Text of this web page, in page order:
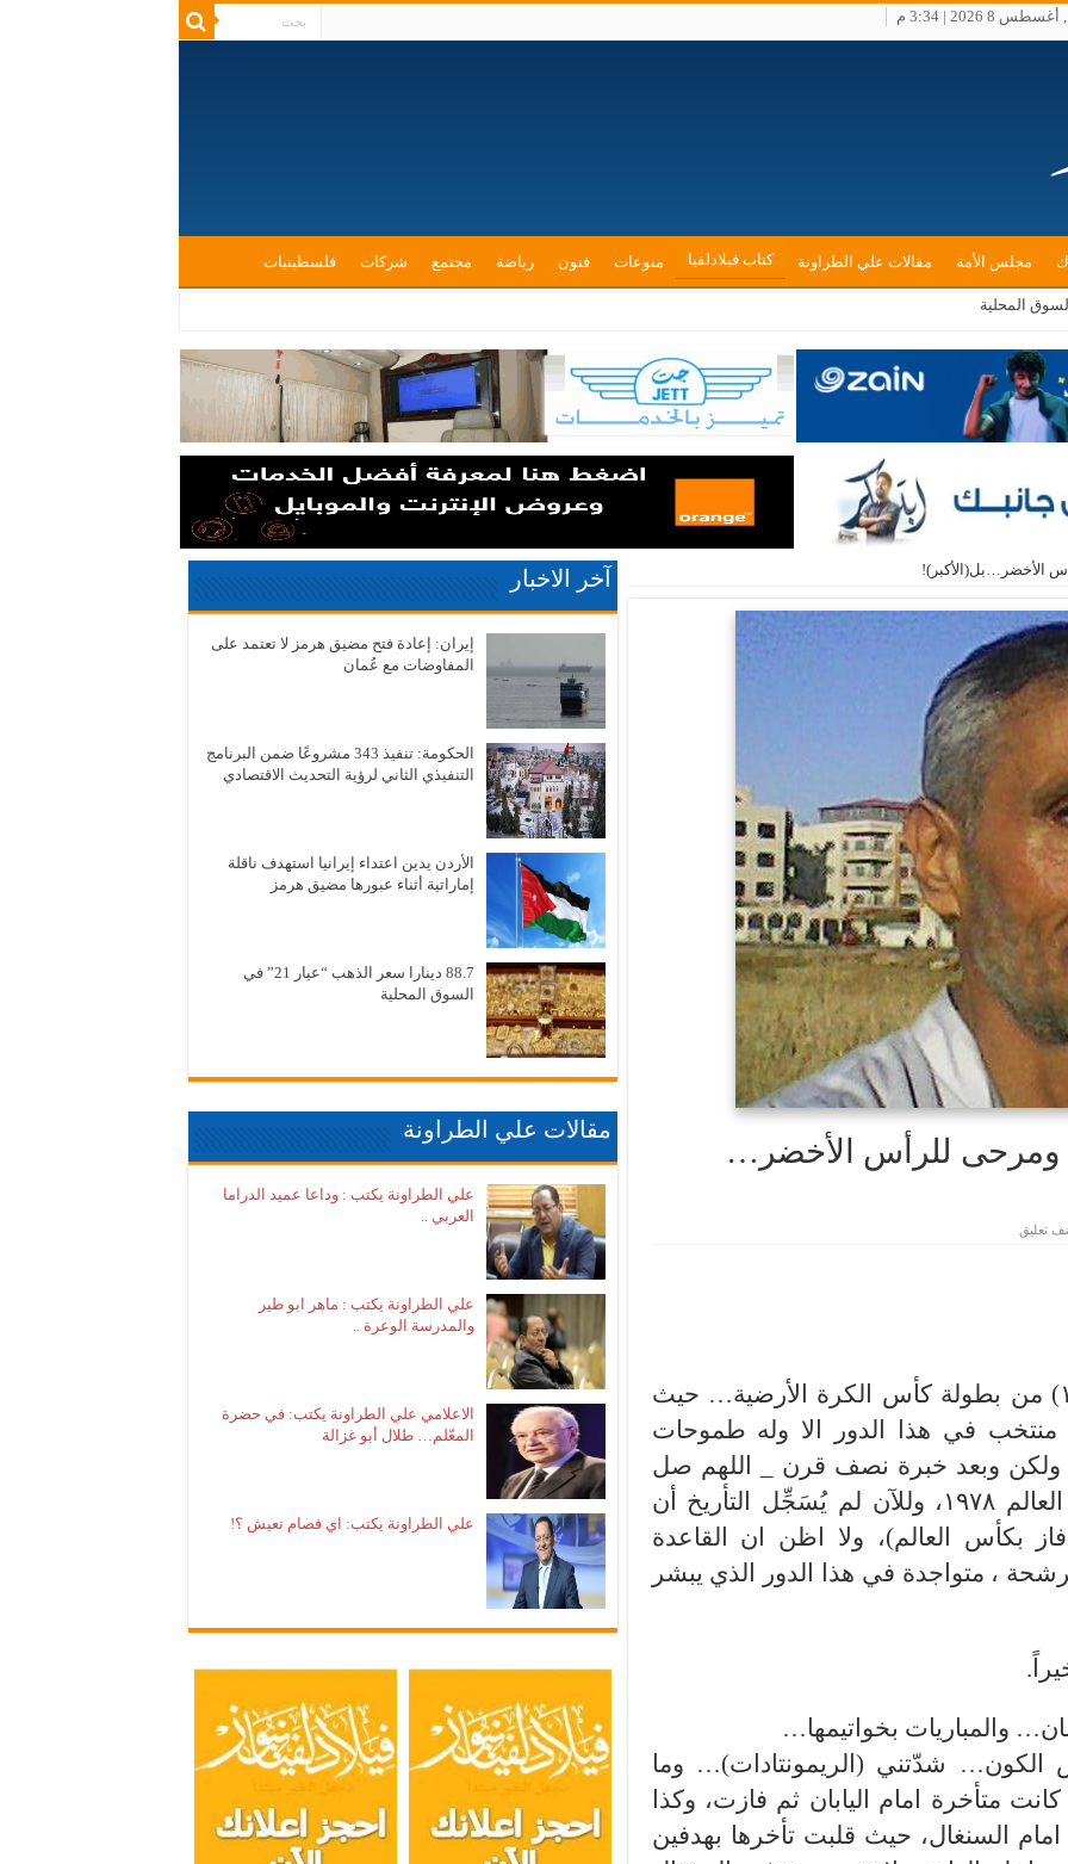
8 2026 | 3:34 م
مجلس الأمة مقالات علي الطراونة كتاب فيلادلفيا منوعات فنون رياضة مجتمع شركات فلسطينيات
الأخضر…بل(الأكبر)!
ومرحى للرأس الأخضر…
تعليق
اليوم تنطلق مباريات دور ال( ١٦) من بطولة كأس الكرة الأرضية… حيث
منتخب في هذا الدور الا وله طموحات
ولكن وبعد خبرة نصف قرن _ اللهم صل
على النبي _ اي من ايام كأس العالم ١٩٧٨، وللآن لم يُسَجِّل التأريخ أن
بكأس العالم)، ولا اظن ان القاعدة
، متواجدة في هذا الدور الذي يبشر
والمباريات بخواتيمها…
ال (٣٢) من كأس الكون… شدّتني (الريمونتادات)… وما
متأخرة امام اليابان ثم فازت، وكذا
امام السنغال، حيث قلبت تأخرها بهدفين
آخر الاخبار
إيران: إعادة فتح مضيق هرمز لا تعتمد على
المفاوضات مع عُمان
الحكومة: تنفيذ 343 مشروعًا ضمن البرنامج
التنفيذي الثاني لرؤية التحديث الاقتصادي
الأردن يدين اعتداء إيرانيا استهدف ناقلة
إماراتية أثناء عبورها مضيق هرمز
88.7 دينارا سعر الذهب “عيار 21” في
السوق المحلية
مقالات علي الطراونة
علي الطراونة يكتب : وداعا عميد الدراما
العربي ..
علي الطراونة يكتب : ماهر ابو طير
والمدرسة الوعرة ..
الاعلامي علي الطراونة يكتب: في حضرة
المعّلم… طلال أبو غزالة
علي الطراونة يكتب: اي فصام نعيش ؟!